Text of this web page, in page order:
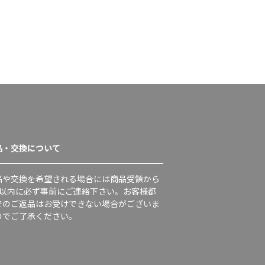
・交換について
や交換を希望される場合には商品受領から
内に必ず事前にご連絡下さい。お客様都
のご返品はお受けできない場合がございま
ご了承ください。